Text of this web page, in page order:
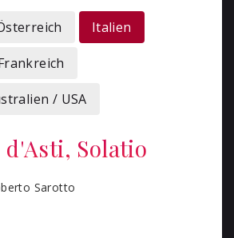
Italien
/ USA
d'Asti, Solatio
Sarotto